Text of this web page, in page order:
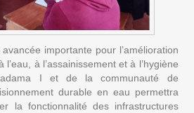
importante pour l’amélioration
l’eau, à l’assainissement et à l’hygiène
I et de la communauté de
durable en eau permettra
la fonctionnalité des infrastructures